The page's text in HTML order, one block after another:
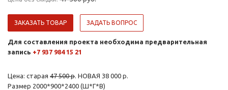
ЗАКАЗАТЬ ТОВАР ЗАДАТЬ ВОПРОС
Для составления проекта необходима предварительная
запись +7 937 984 15 21
Цена: старая 47 500 р. НОВАЯ 38 000 р.
Размер 2000*900*2400 (Ш*Г*В)